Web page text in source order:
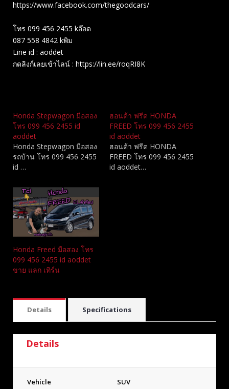
https://www.facebook.com/thegoodcars/
โทร 099 456 2455 kอ๊อด
087 558 4842 kพิม
Line id : aoddet
กดลิงก์เลยเข้าไลน์ : https://lin.ee/roqRI8K
Honda Stepwagon มือสอง
โทร 099 456 2455 id
aoddet
Honda Stepwagon มือสอง
รถบ้าน โทร 099 456 2455
id …
ฮอนด้า ฟรีด HONDA
FREED โทร 099 456 2455
id aoddet
ฮอนด้า ฟรีด HONDA
FREED โทร 099 456 2455
id aoddet…
Honda Freed มือสอง โทร
099 456 2455 id aoddet
ขาย แลก เทิร์น
Details Specifications
Details
Vehicle SUV